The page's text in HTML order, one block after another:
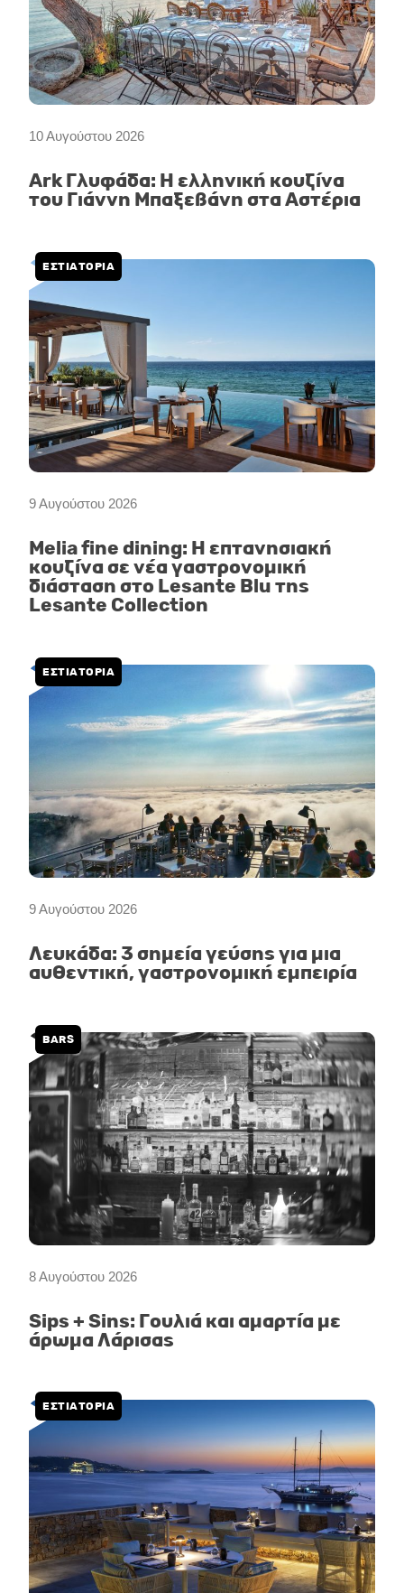
10 Αυγούστου 2026
Ark Γλυφάδα: Η ελληνική κουζίνα
του Γιάννη Μπαξεβάνη στα Αστέρια
9 Αυγούστου 2026
ΕΣΤΙΑΤΟΡΙΑ
Melia fine dining: Η επτανησιακή
κουζίνα σε νέα γαστρονομική
διάσταση στο Lesante Blu της
Lesante Collection
9 Αυγούστου 2026
ΕΣΤΙΑΤΟΡΙΑ
Λευκάδα: 3 σημεία γεύσης για μια
αυθεντική, γαστρονομική εμπειρία
8 Αυγούστου 2026
BARS
Sips + Sins: Γουλιά και αμαρτία με
άρωμα Λάρισας
ΕΣΤΙΑΤΟΡΙΑ